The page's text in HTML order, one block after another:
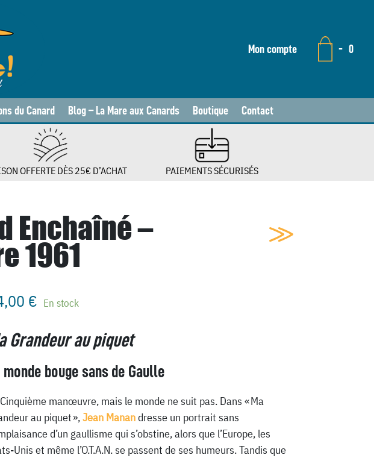
Mon compte - 0
du Canard Blog – La Mare aux Canards Boutique Contact
OFFERTE DÈS 25€ D’ACHAT PAIEMENTS SÉCURISÉS
Enchaîné –
1961
€ En stock
Grandeur au piquet
monde bouge sans de Gaulle
manœuvre, mais le monde ne suit pas. Dans « Ma
au piquet »,Jean Manandresse un portrait sans
d’un gaullisme qui s’obstine, alors que l’Europe, les
Unis et même l’O.T.A.N. se passent de ses humeurs. Tandis que